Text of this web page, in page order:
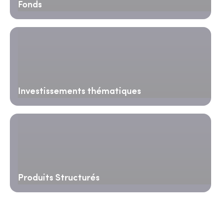
Fonds
Investissements thématiques
Produits Structurés